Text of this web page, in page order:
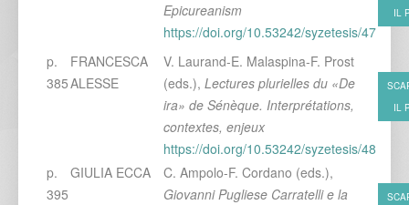
Epicureanism
https://doi.org/10.53242/syzetesis/47
IL
p.
385
FRANCESCA
ALESSE
V. Laurand-E. Malaspina-F. Prost
(eds.), Lectures plurielles du «De
ira» de Sénèque. Interprétations,
contextes, enjeux
https://doi.org/10.53242/syzetesis/48
IL
p.
395
GIULIA ECCA
C. Ampolo-F. Cordano (eds.),
Giovanni Pugliese Carratelli e la